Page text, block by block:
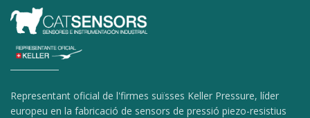
Representant oficial de l'firmes suïsses Keller Pressure, líder
europeu en la fabricació de sensors de pressió piezo-resistius